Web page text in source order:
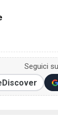
Seguici su
Discover